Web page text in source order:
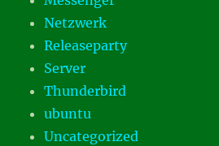
Netzwerk
Releaseparty
Server
Thunderbird
ubuntu
Uncategorized